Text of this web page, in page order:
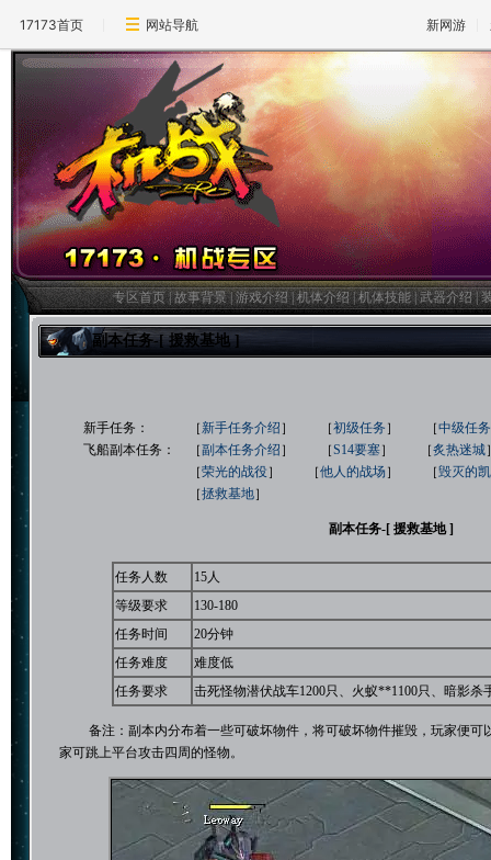
17173首页 网站导航 新网游
专区首页|故事背景|游戏介绍|机体介绍|机体技能|武器介绍|
副本任务-[ 援救基地 ]
新手任务： ［ 新手任务介绍 ］ ［初级任务 ］ ［中级任务
飞船副本任务： ［副本任务介绍 ］ ［S14要塞］ ［炙热迷城
［荣光的战役］ ［他人的战场 ］ ［毁灭的
［拯救基地］
副本任务-[ 援救基地 ]
任务人数
15人
等级要求
130-180
任务时间
20分钟
任务难度
难度低
任务要求
击死怪物潜伏战车1200只、火蚁**1100只、暗影杀
备注：副本内分布着一些可破坏物件，将可破坏物件摧毁，玩家便可
家可跳上平台攻击四周的怪物。